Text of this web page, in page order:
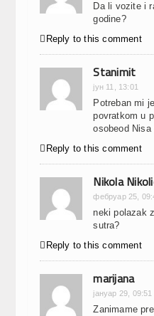
Da li vozite i
godine?
 Reply to this comment
Stanimit
јун 11, 13:01
Potreban mi
povratkom u
osobeod Nisa
 Reply to this comment
Nikola
фебруар 25,
neki polazak
sutra?
 Reply to this comment
marijana
јануар 29, 09:51
Zanimame